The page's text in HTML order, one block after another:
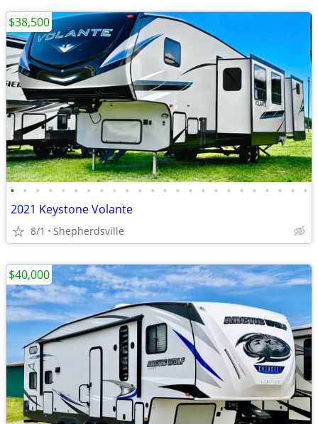
• • • • • • • • • • • • • • • • • • • • • • • •
2021 Keystone Volante
8/1 Shepherdsville
$38,500
$40,000